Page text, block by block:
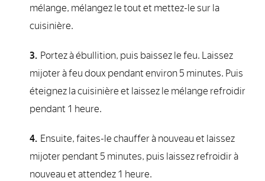
mélange, mélangez le tout et mettez-le sur la
cuisinière.
Portez à ébullition, puis baissez le feu. Laissez
mijoter à feu doux pendant environ 5 minutes. Puis
éteignez la cuisinière et laissez le mélange refroidir
pendant 1 heure.
Ensuite, faites-le chauffer à nouveau et laissez
mijoter pendant 5 minutes, puis laissez refroidir à
nouveau et attendez 1 heure.